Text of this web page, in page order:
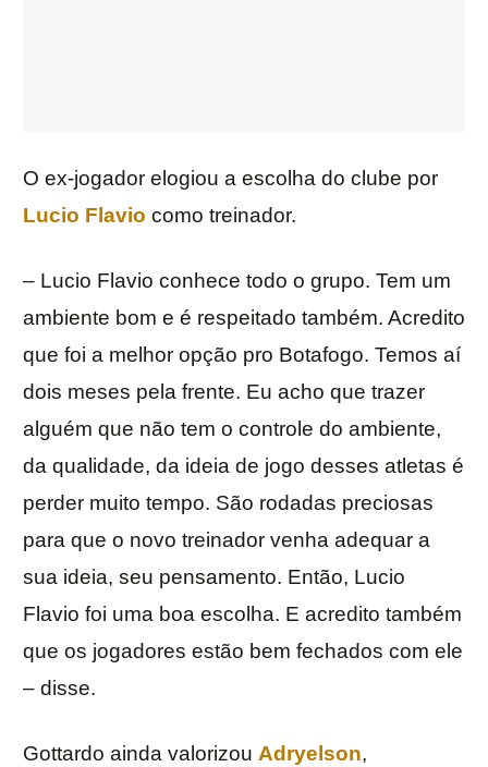
O ex-jogador elogiou a escolha do clube por
Lucio Flavio como treinador.
– Lucio Flavio conhece todo o grupo. Tem um
ambiente bom e é respeitado também. Acredito
que foi a melhor opção pro Botafogo. Temos aí
dois meses pela frente. Eu acho que trazer
alguém que não tem o controle do ambiente,
da qualidade, da ideia de jogo desses atletas é
perder muito tempo. São rodadas preciosas
para que o novo treinador venha adequar a
sua ideia, seu pensamento. Então, Lucio
Flavio foi uma boa escolha. E acredito também
que os jogadores estão bem fechados com ele
– disse.
Gottardo ainda valorizou Adryelson,